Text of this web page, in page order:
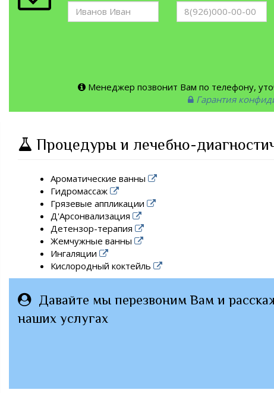
Менеджер позвонит Вам по телефону,
Гарантия
Процедуры и лечебно-
Ароматические ванны
Гидромассаж
Грязевые аппликации
Д'Арсонвализация
Детензор-терапия
Жемчужные ванны
Ингаляции
Кислородный коктейль
Давайте мы перезвоним Вам и
наших услугах